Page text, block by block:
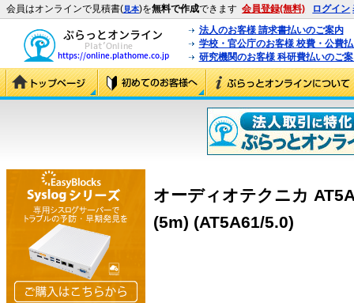
会員はオンラインで見積書(見本)を無料で作成できます 会員登録(無料) ログイン
法人のお客様 請求書払いのご案内
学校・官公庁のお客様 校費・公費
研究機関のお客様 科研費払いのご
オーディオテクニカ
(5m) (AT5A61/5.0)